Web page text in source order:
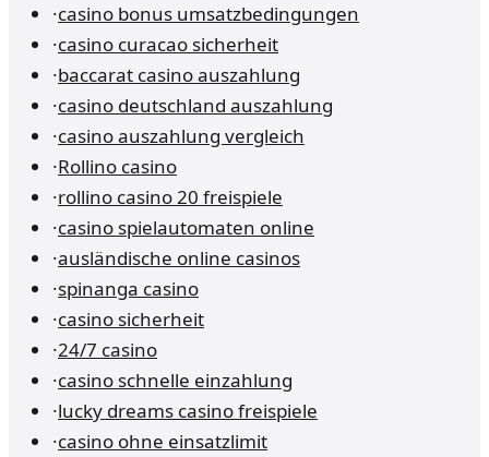
·casino bonus umsatzbedingungen
·casino curacao sicherheit
·baccarat casino auszahlung
·casino deutschland auszahlung
·casino auszahlung vergleich
·Rollino casino
·rollino casino 20 freispiele
·casino spielautomaten online
·ausländische online casinos
·spinanga casino
·casino sicherheit
·24/7 casino
·casino schnelle einzahlung
·lucky dreams casino freispiele
·casino ohne einsatzlimit